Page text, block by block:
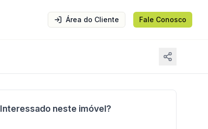
Área do Cliente Fale Conosco
Interessado neste imóvel?